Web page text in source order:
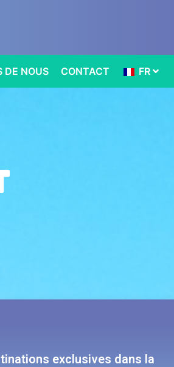
DE NOUS CONTACT FR
exclusives dans la